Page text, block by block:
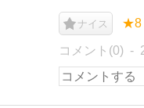
ナイス ★8
コメント(0)